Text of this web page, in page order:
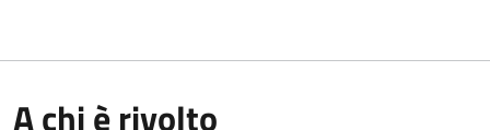
A chi è rivolto